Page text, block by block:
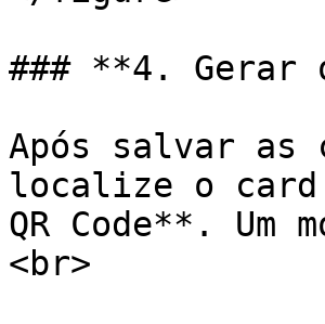
### **4. Gerar
Após salvar
localize o card
QR Code**.
<br>